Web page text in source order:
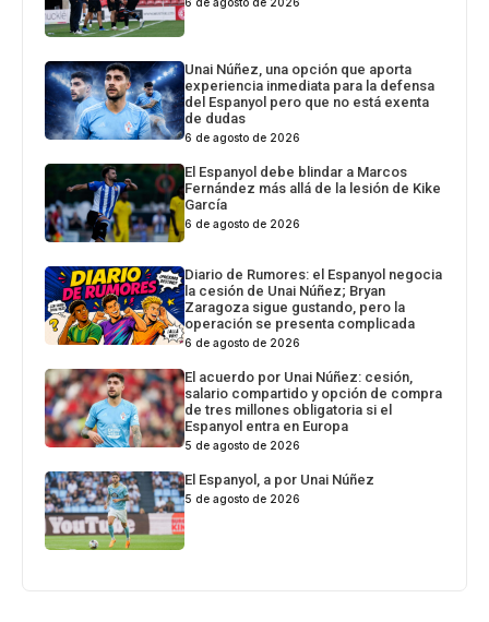
Unai Núñez, una opción que aporta
experiencia inmediata para la defensa
del Espanyol pero que no está exenta
de dudas
6 de agosto de 2026
El Espanyol debe blindar a Marcos
Fernández más allá de la lesión de Kike
García
6 de agosto de 2026
Diario de Rumores: el Espanyol negocia
la cesión de Unai Núñez; Bryan
Zaragoza sigue gustando, pero la
operación se presenta complicada
6 de agosto de 2026
El acuerdo por Unai Núñez: cesión,
salario compartido y opción de compra
de tres millones obligatoria si el
Espanyol entra en Europa
5 de agosto de 2026
El Espanyol, a por Unai Núñez
5 de agosto de 2026